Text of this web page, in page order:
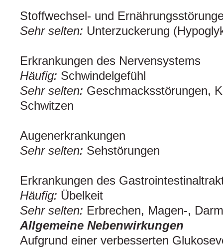
Stoffwechsel- und
Sehr selten: Unterzuckerung
Erkrankungen des Nervensystems
Häufig: Schwindelgefühl
Sehr selten: Geschmacksstörungen,
Schwitzen
Augenerkrankungen
Sehr selten: Sehstörungen
Erkrankungen des
Häufig: Übelkeit
Sehr selten: Erbrechen, Magen-,
Allgemeine Nebenwirkungen
Aufgrund einer verbesserten